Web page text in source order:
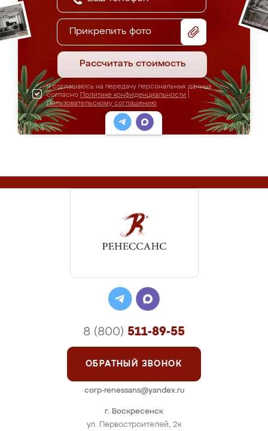
Прикрепить фото
Рассчитать стоимость
Я соглашаюсь на передачу персональных данных
согласно Политике конфиденциальности
Пользовательскому соглашению
г. Воскресенск
ул. Первостроителей, 2к
8 (800) 511-89-55
ОБРАТНЫЙ ЗВОНОК
corp-renessans@yandex.ru